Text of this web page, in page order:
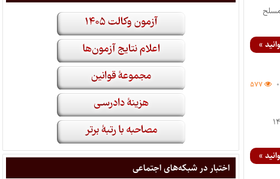
»
۰ ۵۷۷
۱۴۰۳/۱۱/۱۳
»
اختبار در شبکه‌های اجتماعی